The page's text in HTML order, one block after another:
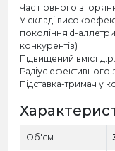
Час повного
У складі
покоління d-
конкурентів)
Підвищений вміст
Радіус ефективного
Підставка-тримач у
Об'єм